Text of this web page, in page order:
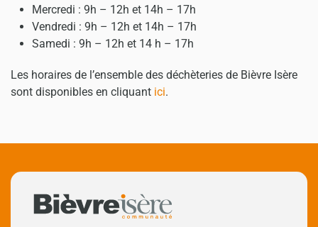
Mercredi : 9h – 12h et 14h – 17h
Vendredi : 9h – 12h et 14h – 17h
Samedi : 9h – 12h et 14 h – 17h
Les horaires de l’ensemble des déchèteries de Bièvre Isère
sont disponibles en cliquant ici.